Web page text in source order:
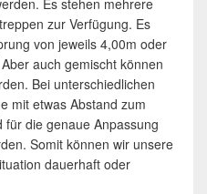
zur Verfügung. Es
von jeweils 4,00m oder
auch gemischt können
Bei unterschiedlichen
mit etwas Abstand zum
die genaue Anpassung
Somit können wir unsere
dauerhaft oder